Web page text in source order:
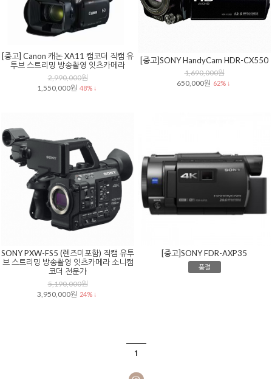
[중고] Canon 캐논 XA11 캠코더 직캠 유
투브 스트리밍 방송촬영 잇츠카메라
2,990,000원
1,550,000원 48% ↓
[중고]SONY HandyCam HDR-CX550
1,690,000원
650,000원 62% ↓
SONY PXW-FS5 (렌즈미포함) 직캠 유투
브 스트리밍 방송촬영 잇츠카메라 소니캠
코더 전문가
5,190,000원
3,950,000원 24% ↓
[중고]SONY FDR-AXP35
품절
1